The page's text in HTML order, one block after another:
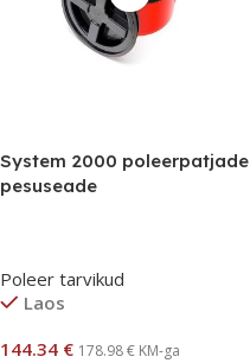
System 2000 poleerpatjade
pesuseade
Poleer tarvikud
Laos
144.34 € 178.98€ KM-ga